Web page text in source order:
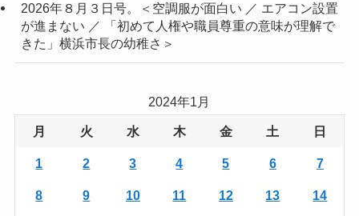
2026年８月３日号。＜空調服が面白い ／ エアコン設置
が進まない ／ 「初めて人権や職員尊重の意味が理解で
きた」横浜市長の幼稚さ＞
2024年1月
月 火 水 木 金 土 日
1 2 3 4 5 6 7
8 9 10 11 12 13 14